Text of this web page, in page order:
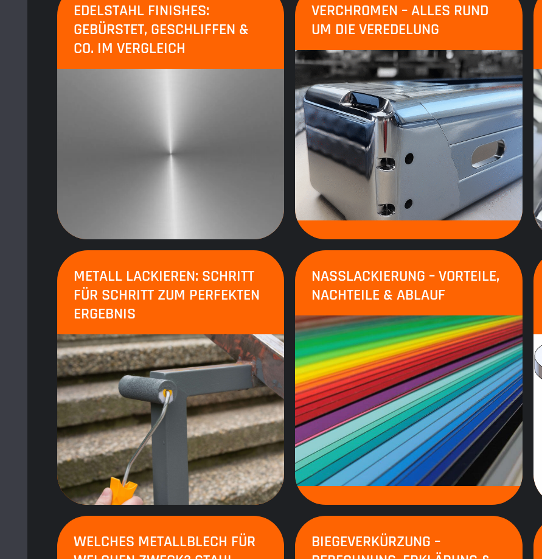
EDELSTAHL FINISHES:
GEBÜRSTET, GESCHLIFFEN &
CO. IM VERGLEICH
VERCHROMEN – ALLES RUND
UM DIE VEREDELUNG
METALL LACKIEREN: SCHRITT
FÜR SCHRITT ZUM PERFEKTEN
ERGEBNIS
NASSLACKIERUNG – VORTEILE,
NACHTEILE & ABLAUF
WELCHES METALLBLECH FÜR
BIEGEVERKÜRZUNG –